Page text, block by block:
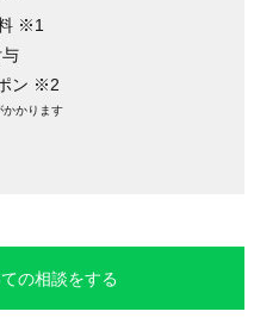
※1
ン ※2
かります
の相談をする